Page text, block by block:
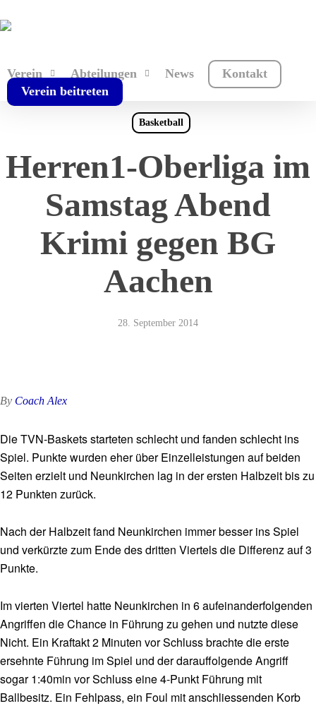
to
Verein Abteilungen News
Kontakt
Verein beitreten
Basketball
Herren1-Oberliga im
Samstag Abend
Krimi gegen BG
Aachen
28. September 2014
By Coach Alex
Die TVN-Baskets starteten schlecht und fanden schlecht ins
Spiel. Punkte wurden eher über Einzelleistungen auf beiden
Seiten erzielt und Neunkirchen lag in der ersten Halbzeit bis zu
12 Punkten zurück.
Nach der Halbzeit fand Neunkirchen immer besser ins Spiel
und verkürzte zum Ende des dritten Viertels die Differenz auf 3
Punkte.
Im vierten Viertel hatte Neunkirchen in 6 aufeinanderfolgenden
Angriffen die Chance in Führung zu gehen und nutzte diese
Nicht. Ein Kraftakt 2 Minuten vor Schluss brachte die erste
ersehnte Führung im Spiel und der darauffolgende Angriff
sogar 1:40min vor Schluss eine 4-Punkt Führung mit
Ballbesitz. Ein Fehlpass, ein Foul mit anschliessenden Korb